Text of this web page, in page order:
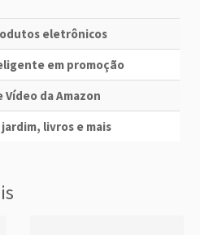
eletrônicos
em promoção
Vídeo da Amazon
livros e mais